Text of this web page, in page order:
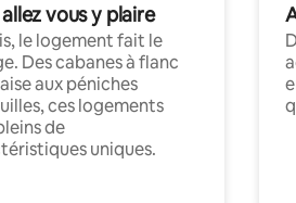
vous y plaire
le logement fait le
Des cabanes à flanc
aux péniches
ces logements
de
uniques.